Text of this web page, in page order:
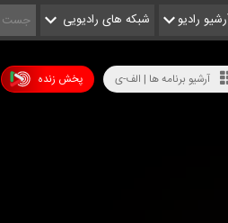
رادیو شبکه های رادیویی
پخش زنده آرشیو برنامه ها | الف-ی